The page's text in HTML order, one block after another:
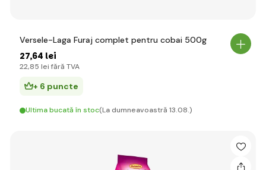
Versele-Laga Furaj complet pentru cobai 500g
27,64 lei
22,85 lei fără TVA
+ 6 puncte
Ultima bucată în stoc(La dumneavoastră 13.08.)